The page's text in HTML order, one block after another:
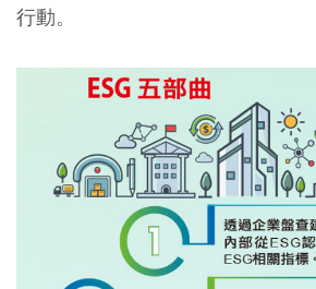
行動。